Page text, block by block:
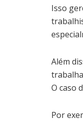
Isso
Além
O caso
Por